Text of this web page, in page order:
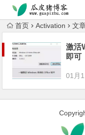
跳转到主内容
首页 Activation 文
激活
即可
01月